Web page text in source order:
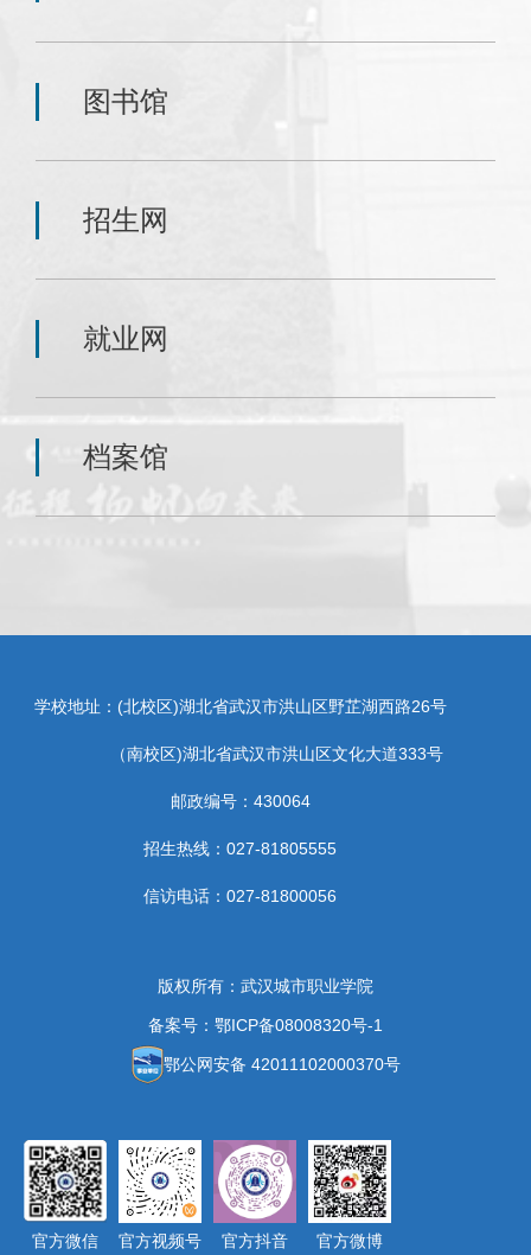
图书馆
招生网
就业网
档案馆
学校地址：(北校区)湖北省武汉市洪山区野芷湖西路26号
（南校区)湖北省武汉市洪山区文化大道333号
邮政编号：430064
招生热线：027-81805555
信访电话：027-81800056
版权所有：武汉城市职业学院
备案号：鄂ICP备08008320号-1
鄂公网安备 42011102000370号
官方微信 官方视频号 官方抖音 官方微博